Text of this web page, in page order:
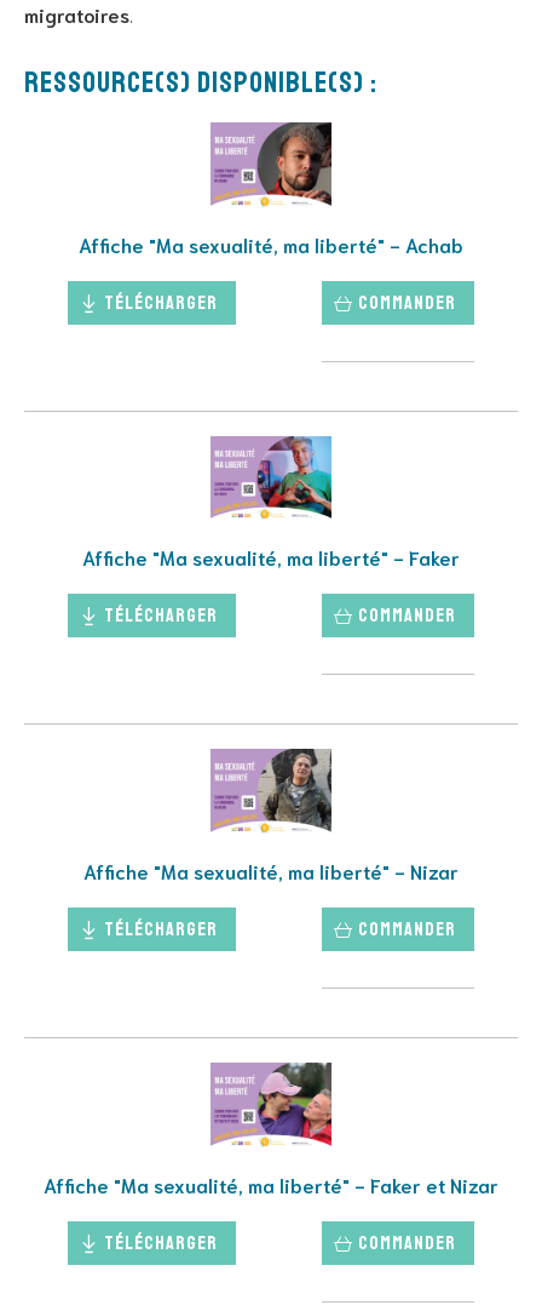
migratoires
Ressource(s) disponible(s) :
Affiche "Ma sexualité, ma liberté" - Achab
Télécharger Commander
Affiche "Ma sexualité, ma liberté" - Faker
Télécharger Commander
Affiche "Ma sexualité, ma liberté" - Nizar
Télécharger Commander
Affiche "Ma sexualité, ma liberté" - Faker et Nizar
Télécharger Commander